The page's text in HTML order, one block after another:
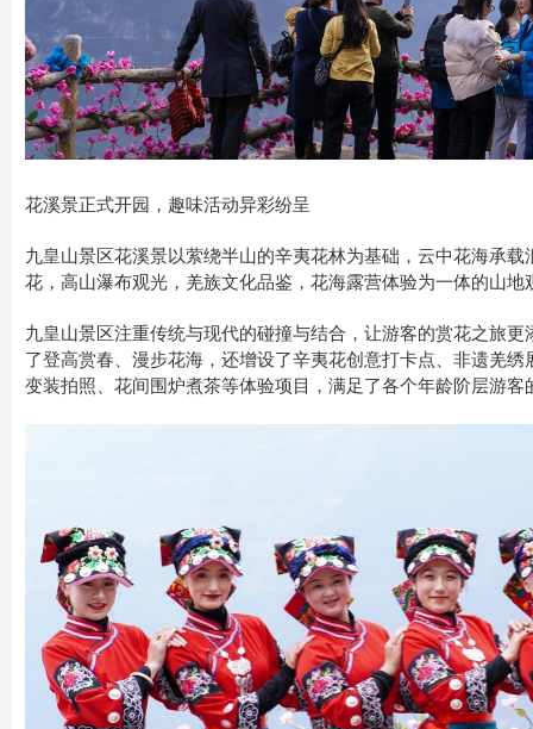
花溪景正式开园，趣味活动异彩纷呈
九皇山景区花溪景以萦绕半山的辛夷花林为基础，云中花海承
花，高山瀑布观光，羌族文化品鉴，花海露营体验为一体的山地
九皇山景区注重传统与现代的碰撞与结合，让游客的赏花之旅
了登高赏春、漫步花海，还增设了辛夷花创意打卡点、非遗羌
变装拍照、花间围炉煮茶等体验项目，满足了各个年龄阶层游客